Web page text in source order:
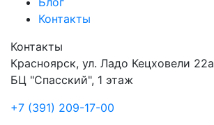
Контакты
Контакты
Красноярск, ул. Ладо Кецховели 22а
БЦ "Спасский", 1 этаж
+7 (391) 209-17-00